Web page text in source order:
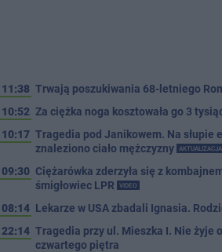
11:38 Trwają poszukiwania 68-letniego
10:52 Za ciężka noga kosztowała go 3
10:17 Tragedia pod Janikowem. Na słupie
znaleziono ciało mężczyzny
AKTUALIZACJA
09:30 Ciężarówka zderzyła się z
śmigłowiec LPR
VIDEO
08:14 Lekarze w USA zbadali Ignasia.
22:14 Tragedia przy ul. Mieszka I. Nie żyje
czwartego piętra